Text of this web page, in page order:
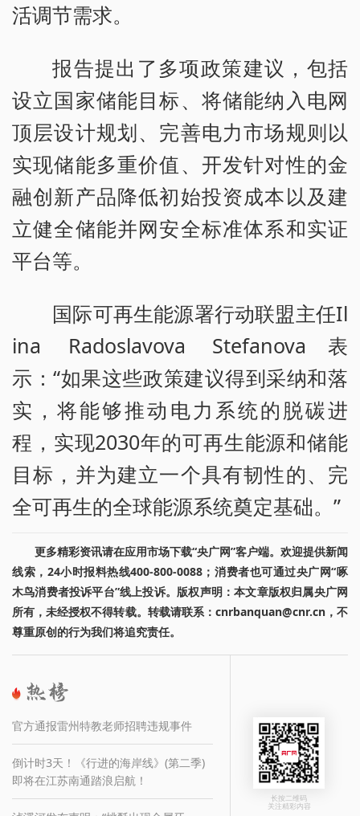
活调节需求。
报告提出了多项政策建议，包括
设立国家储能目标、将储能纳入电网
顶层设计规划、完善电力市场规则以
实现储能多重价值、开发针对性的金
融创新产品降低初始投资成本以及建
立健全储能并网安全标准体系和实证
平台等。
国际可再生能源署行动联盟主任Il
ina Radoslavova Stefanova表
示：“如果这些政策建议得到采纳和落
实，将能够推动电力系统的脱碳进
程，实现2030年的可再生能源和储能
目标，并为建立一个具有韧性的、完
全可再生的全球能源系统奠定基础。”
更多精彩资讯请在应用市场下载“央广网”客户端。欢迎提供新闻
线索，24小时报料热线400-800-0088；消费者也可通过央广网“啄
木鸟消费者投诉平台”线上投诉。版权声明：本文章版权归属央广网
所有，未经授权不得转载。转载请联系：cnrbanquan@cnr.cn，不
尊重原创的行为我们将追究责任。
官方通报雷州特教老师招聘违规事件
倒计时3天！《行进的海岸线》(第二季)
即将在江苏南通踏浪启航！
长按二维码
关注精彩内容